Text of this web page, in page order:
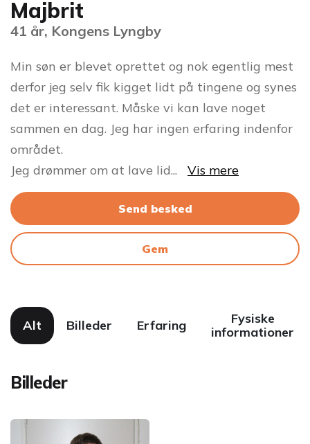
Majbrit
41 år, Kongens Lyngby
Min søn er blevet oprettet og nok egentlig mest
derfor jeg selv fik kigget lidt på tingene og synes
det er interessant. Måske vi kan lave noget
sammen en dag. Jeg har ingen erfaring indenfor
området.
Jeg drømmer om at lave lid... Vis mere
Send besked
Gem
Alt Billeder Erfaring
Fysiske
informationer
Billeder